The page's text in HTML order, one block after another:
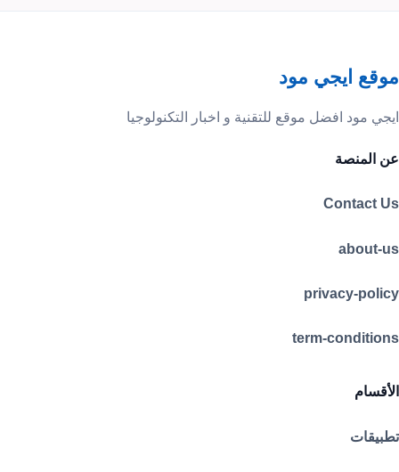
موقع ايجي مود
ايجي مود افضل موقع للتقنية و اخبار التكنولوجيا
عن المنصة
Contact Us
about-us
privacy-policy
term-conditions
الأقسام
تطبيقات